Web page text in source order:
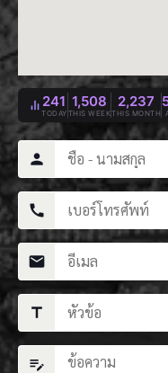
241
TODAY
1,508
THIS WEEK
2,237
THIS MONTH
person
call
mail
title
edit_note